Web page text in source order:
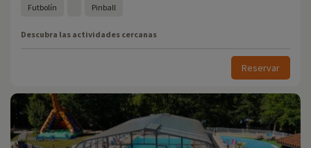
Futbolín Pinball
Descubra las actividades cercanas
Reservar